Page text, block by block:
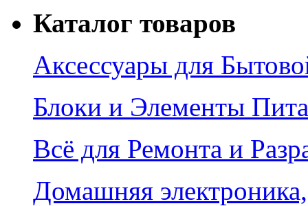
Каталог товаров
Аксессуары для
Блоки и Элементы
Всё для Ремонта и
Домашняя